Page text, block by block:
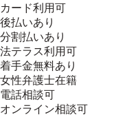
カード利用可
後払いあり
分割払いあり
法テラス利用可
着手金無料あり
女性弁護士在籍
電話相談可
オンライン相談可